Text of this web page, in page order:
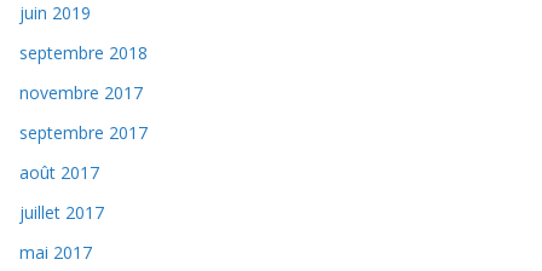
juin 2019
septembre 2018
novembre 2017
septembre 2017
août 2017
juillet 2017
mai 2017